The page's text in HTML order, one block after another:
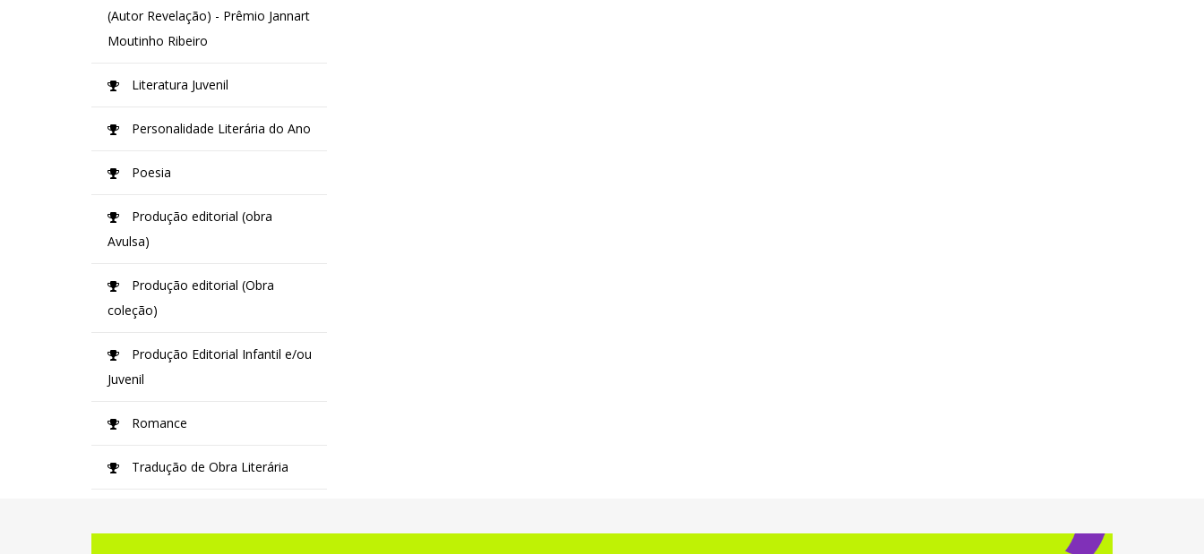
(Autor Revelação) - Prêmio Jannart
Moutinho Ribeiro
Literatura Juvenil
Personalidade Literária do Ano
Poesia
Produção editorial (obra
Avulsa)
Produção editorial (Obra
coleção)
Produção Editorial Infantil e/ou
Juvenil
Romance
Tradução de Obra Literária